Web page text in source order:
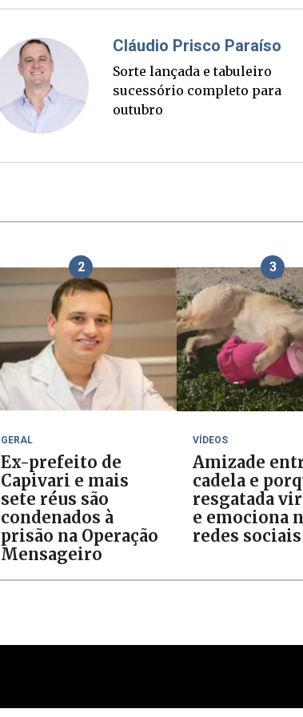
Fabiano Bordignon
Ponte Anita Garibaldi
palanque eleitoral
2
GERAL
Ex-prefeito de
Capivari e mais
sete réus são
condenados à
prisão na Operação
Mensageiro
3
VÍDEOS
Amizade
cadela e
resgatada
e emociona
redes sociais